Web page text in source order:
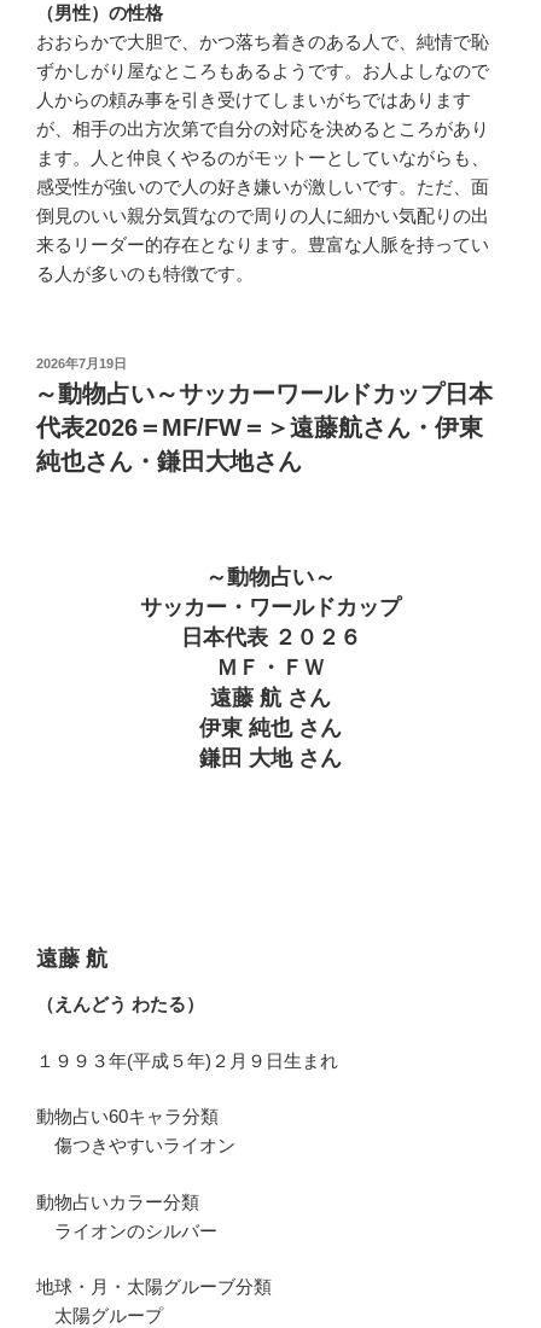
（男性）の性格
おおらかで大胆で、かつ落ち着きのある人で、純情で恥
ずかしがり屋なところもあるようです。お人よしなので
人からの頼み事を引き受けてしまいがちではあります
が、相手の出方次第で自分の対応を決めるところがあり
ます。人と仲良くやるのがモットーとしていながらも、
感受性が強いので人の好き嫌いが激しいです。ただ、面
倒見のいい親分気質なので周りの人に細かい気配りの出
来るリーダー的存在となります。豊富な人脈を持ってい
る人が多いのも特徴です。
投
2026年7月19日
～動物占い～サッカーワールドカップ日本
代表2026＝MF/FW＝＞遠藤航さん・伊東
純也さん・鎌田大地さん
～動物占い～
サッカー・ワールドカップ
日本代表 ２０２６
ＭＦ・ＦＷ
遠藤 航 さん
伊東 純也 さん
鎌田 大地 さん
遠藤 航
（えんどう わたる）
１９９３年(平成５年)２月９日生まれ
動物占い60キャラ分類
傷つきやすいライオン
動物占いカラー分類
ライオンのシルバー
地球・月・太陽グルーブ分類
太陽グループ